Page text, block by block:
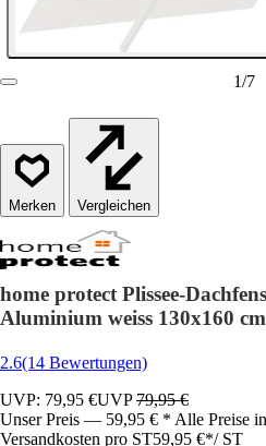
1/7
Vergleichen
home protect Plissee-
Aluminium weiss 130x160 cm
2.6(14 Bewertungen)
UVP: 79,95 €UVP79,95 €
Unser Preis — 59,95 € * Alle Preise
Versandkosten pro ST59,95 €*/ ST